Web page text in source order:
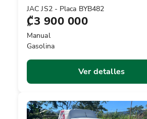
JAC JS2 - Placa BYB482
₡3 900 000
Manual
Gasolina
Ver detalles